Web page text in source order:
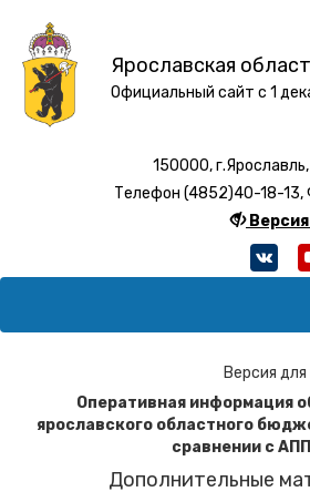
Ярославская
Официальный сайт с 1
150000,
Телефон (4852)40-18-
Версия
Оперативная информация
ярославского областного
сравнении с
Дополнительные